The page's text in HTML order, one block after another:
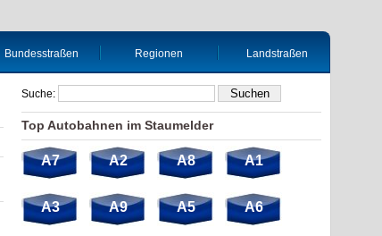
Bundesstraßen Regionen Landstraßen
Suche:
Top Autobahnen im Staumelder
A7 A2 A8 A1
A3 A9 A5 A6